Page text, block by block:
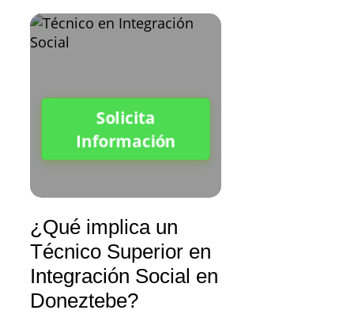
Solicita
Información
¿Qué implica un
Técnico Superior en
Integración Social en
Doneztebe?